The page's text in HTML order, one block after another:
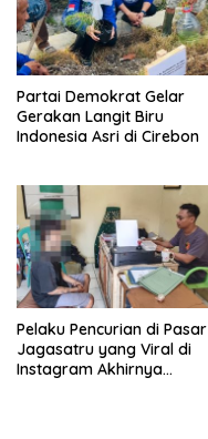
Partai Demokrat Gelar
Gerakan Langit Biru
Indonesia Asri di Cirebon
Pelaku Pencurian di Pasar
Jagasatru yang Viral di
Instagram Akhirnya